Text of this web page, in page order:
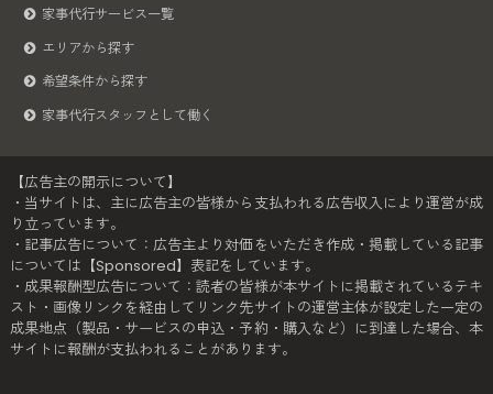
家事代行サービス一覧
エリアから探す
希望条件から探す
家事代行スタッフとして働く
【広告主の開示について】
・当サイトは、主に広告主の皆様から支払われる広告収入により運営が成
り立っています。
・記事広告について：広告主より対価をいただき作成・掲載している記事
については【Sponsored】表記をしています。
・成果報酬型広告について：読者の皆様が本サイトに掲載されているテキ
スト・画像リンクを経由してリンク先サイトの運営主体が設定した一定の
成果地点（製品・サービスの申込・予約・購入など）に到達した場合、本
サイトに報酬が支払われることがあります。